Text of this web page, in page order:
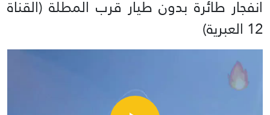
انفجار طائرة بدون طيار قرب المطلة (القناة
12 العبرية)